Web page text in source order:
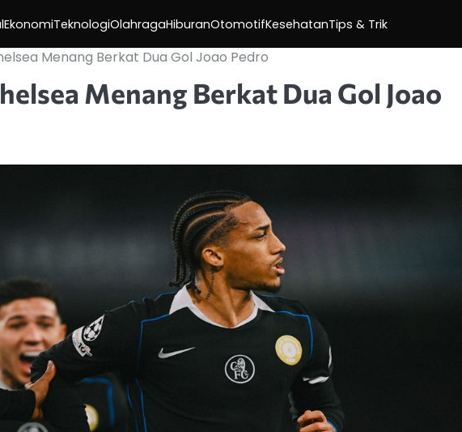
EkonomiTeknologiOlahragaHiburanOtomotifKesehatanTips & Trik
Menang Berkat Dua Gol Joao Pedro
Menang Berkat Dua Gol Joao